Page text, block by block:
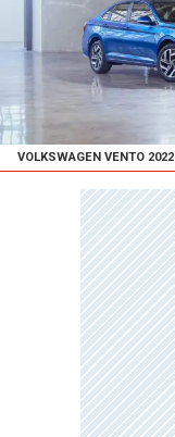
VOLKSWAGEN VENTO 2022